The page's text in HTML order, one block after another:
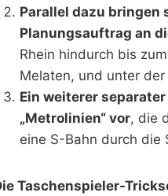
Parallel dazu bringen
Planungsauftrag an
Rhein hindurch bis
Melaten, und unter
Ein weiterer
„Metrolinien“ vor, die
eine S-Bahn durch die
Taschenspieler-